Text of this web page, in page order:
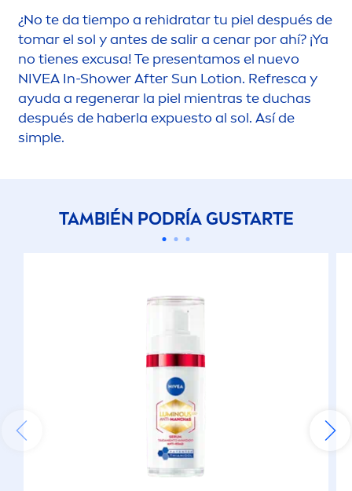
¿No te da tiempo a rehidratar tu piel después de
tomar el sol y antes de salir a cenar por ahí? ¡Ya
no tienes excusa! Te presentamos el nuevo
NIVEA In-Shower AfterSun Lotion. Refresca y
ayuda a regenerar la piel mientras te duchas
después de haberla expuesto al sol. Así de
simple.
TAMBIÉN PODRÍA GUSTARTE